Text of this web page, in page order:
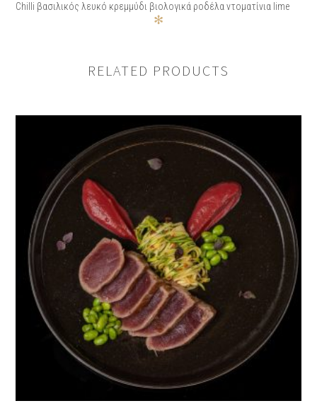
Chilli βασιλικός λευκό κρεμμύδι βιολογικά ροδέλα ντοματίνια lime
REVIEWS
BE THE FIRST TO REVIEW “CEVICHE SEA
BASS CANTALOUPE”
You must belogged in to post a review.
✻
RELATED PRODUCTS